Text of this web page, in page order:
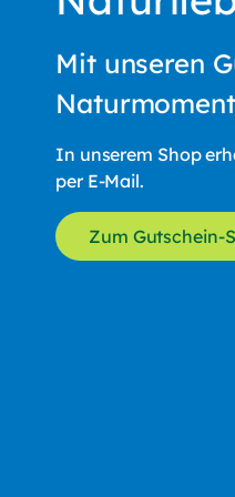
Mit unseren
In unserem Shop
per E-Mail.
Zum Gutschein-